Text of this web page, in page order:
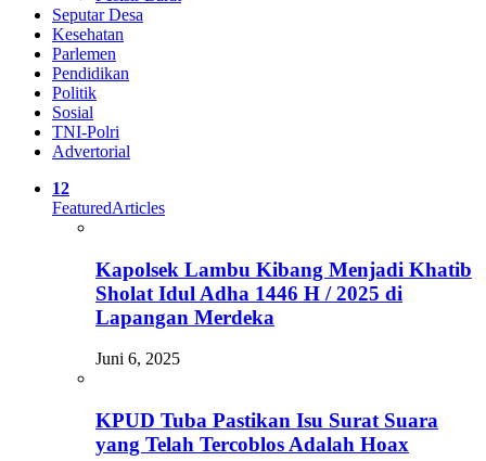
Seputar Desa
Kesehatan
Parlemen
Pendidikan
Politik
Sosial
TNI-Polri
Advertorial
12
FeaturedArticles
Kapolsek Lambu Kibang Menjadi Khatib
Sholat Idul Adha 1446 H / 2025 di
Lapangan Merdeka
Juni 6, 2025
KPUD Tuba Pastikan Isu Surat Suara
yang Telah Tercoblos Adalah Hoax